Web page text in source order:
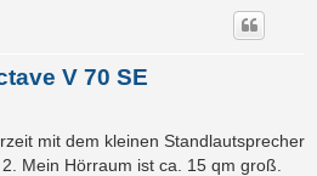
V 70 SE
mit dem kleinen Standlautsprecher
Mein Hörraum ist ca. 15 qm groß.